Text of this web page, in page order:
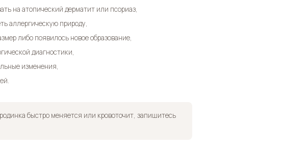
на атопический дерматит или псориаз,
аллергическую природу,
либо появилось новое образование,
диагностики,
изменения,
родинка быстро меняется или кровоточит, запишитесь